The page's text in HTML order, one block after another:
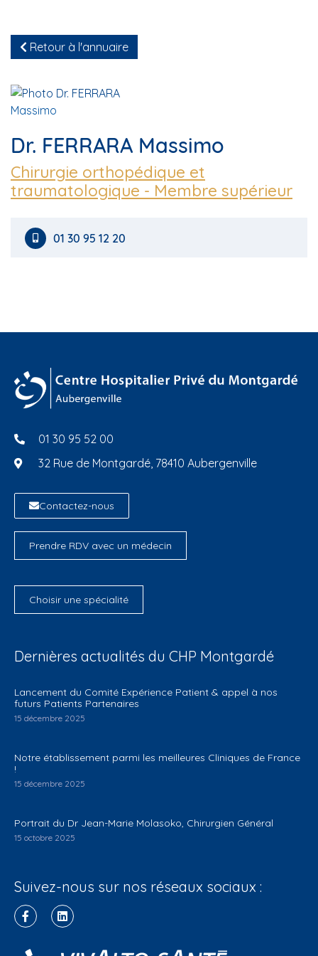
Retour à l'annuaire
Dr. FERRARA Massimo
Chirurgie orthopédique et
traumatologique - Membre supérieur
01 30 95 12 20
01 30 95 52 00
32 Rue de Montgardé, 78410 Aubergenville
Contactez-nous
Prendre RDV avec un médecin
Choisir une spécialité
Dernières actualités du CHP Montgardé
Lancement du Comité Expérience Patient & appel à nos
futurs Patients Partenaires
15 décembre 2025
Notre établissement parmi les meilleures Cliniques de France
!
15 décembre 2025
Portrait du Dr Jean-Marie Molasoko, Chirurgien Général
15 octobre 2025
Suivez-nous sur nos réseaux sociaux :